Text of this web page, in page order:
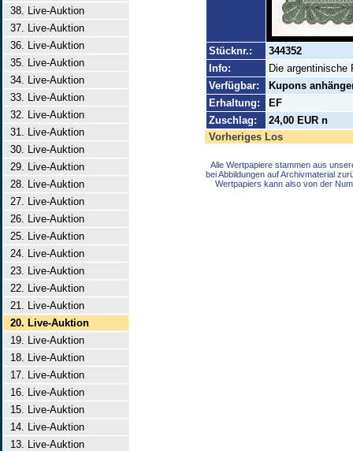
38. Live-Auktion
37. Live-Auktion
36. Live-Auktion
35. Live-Auktion
34. Live-Auktion
33. Live-Auktion
32. Live-Auktion
31. Live-Auktion
30. Live-Auktion
29. Live-Auktion
28. Live-Auktion
27. Live-Auktion
26. Live-Auktion
25. Live-Auktion
24. Live-Auktion
23. Live-Auktion
22. Live-Auktion
21. Live-Auktion
20. Live-Auktion
19. Live-Auktion
18. Live-Auktion
17. Live-Auktion
16. Live-Auktion
15. Live-Auktion
14. Live-Auktion
13. Live-Auktion
Stücknr.:
344352
Info:
Die argentinische
Verfügbar:
Kupons
Erhaltung:
EF
Zuschlag:
24,00 EUR n
Vorheriges Los
Alle Wertpapiere stammen aus
bei Abbildungen auf Archivmaterial
Wertpapiers kann also von der